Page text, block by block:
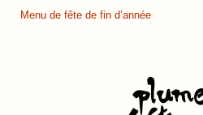
Menu de fête de fin d’année